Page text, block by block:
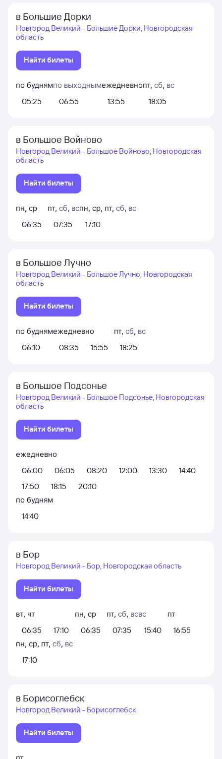
в Большие Дорки
Новгород Великий - Большие Дорки, Новгородская
область
Найти билеты
по будням
05:25
по выходным
06:55
ежедневно
13:55
пт, сб, вс
18:05
в Большое Войново
Новгород Великий - Большое Войново, Новгородская
область
Найти билеты
пн, ср
06:35
пт, сб, вс
07:35
пн, ср, пт, сб, вс
17:10
в Большое Лучно
Новгород Великий - Большое Лучно, Новгородская
область
Найти билеты
по будням
06:10
ежедневно
08:35
15:55
пт, сб, вс
18:25
в Большое Подсонье
Новгород Великий - Большое Подсонье, Новгородская
область
Найти билеты
ежедневно
06:00
06:05 08:20 12:00 13:30
14:40
17:50
18:15
20:10
по будням
14:40
в Бор
Новгород Великий - Бор, Новгородская область
Найти билеты
вт, чт
06:35
17:10
пн, ср
06:35
пт, сб, вс
07:35
вс
15:40
пт
16:55
пн, ср, пт, сб, вс
17:10
в Борисоглебск
Новгород Великий - Борисоглебск
Найти билеты